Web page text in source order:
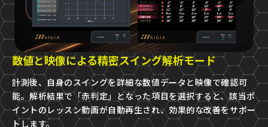
数値と映像による精密スイング解析モード
計測後、自身のスイングを詳細な数値データと映像で確認可
能。解析結果で「赤判定」となった項目を選択すると、該当ポ
イントのレッスン動画が自動再生され、効果的な改善をサポー
トします。